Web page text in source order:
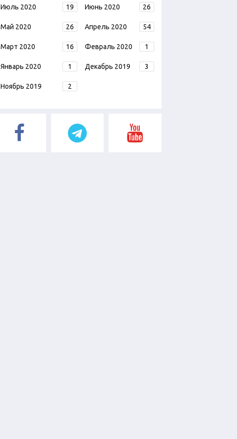
Июль 2020 19 Июнь 2020 26
Май 2020 26 Апрель 2020 54
Март 2020 16 Февраль 2020 1
Январь 2020 1 Декабрь 2019 3
Ноябрь 2019 2